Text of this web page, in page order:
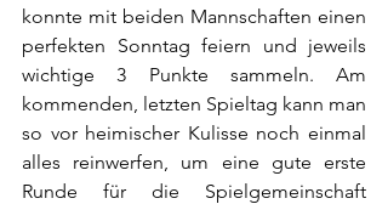
konnte mit beiden Mannschaften einen
perfekten Sonntag feiern und jeweils
wichtige 3 Punkte sammeln. Am
kommenden, letzten Spieltag kann man
so vor heimischer Kulisse noch einmal
alles reinwerfen, um eine gute erste
Runde für die Spielgemeinschaft